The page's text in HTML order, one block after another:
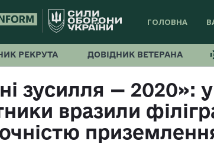
ГОЛОВНА
РЕКРУТА ДОВІДНИК ВЕТЕРАНА
зусилля — 2020»:
вразили